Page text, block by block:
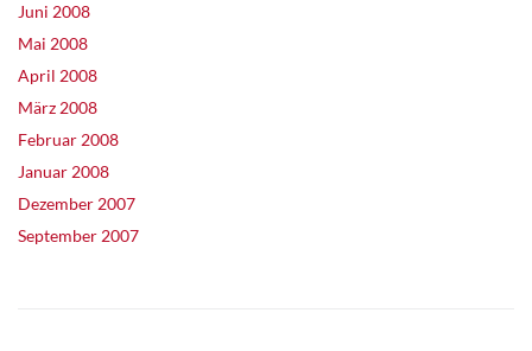
Juni 2008
Mai 2008
April 2008
März 2008
Februar 2008
Januar 2008
Dezember 2007
September 2007